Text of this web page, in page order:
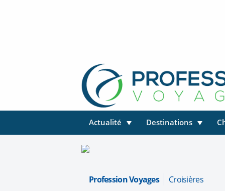
Actualité Destinations
Profession Voyages Croisières